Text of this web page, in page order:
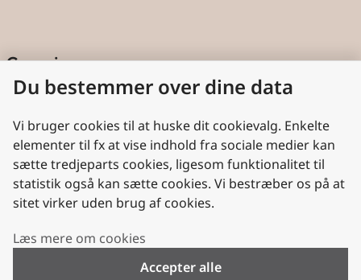
Genveje
Cookies
Aktindsigt
Persondatabeskyttelse
Nyttige links
Plan- og Landdistriktsstyrelsen
Du bestemmer over dine data
Vi bruger cookies til at huske dit cookievalg. Enkelte
elementer til fx at vise indhold fra sociale medier kan
sætte tredjeparts cookies, ligesom funktionalitet til
statistik også kan sætte cookies. Vi bestræber os på at
sitet virker uden brug af cookies.
Læs mere om cookies
Accepter alle